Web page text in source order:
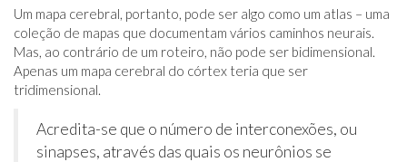
Um mapa cerebral, portanto, pode ser algo como um atlas – uma
coleção de mapas que documentam vários caminhos neurais.
Mas, ao contrário de um roteiro, não pode ser bidimensional.
Apenas um mapa cerebral do córtex teria que ser
tridimensional.
Acredita-se que o número de interconexões, ou
sinapses, através das quais os neurônios se